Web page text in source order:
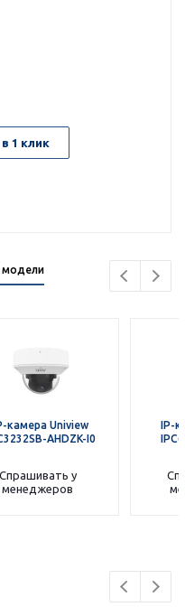
1 клик
модели
камера Uniview
AHDZK-I0
Спрашивать у
менеджеров
IP-